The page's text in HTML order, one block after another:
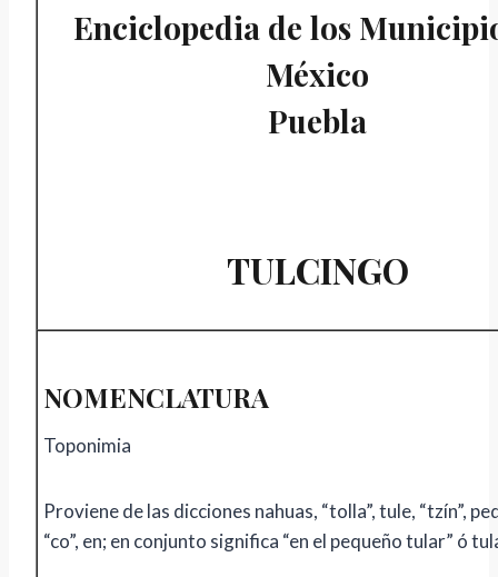
Enciclopedia de los
México
Puebla
TULCINGO
NOMENCLATURA
Toponimia
Proviene de las dicciones nahuas, “tolla”, tule, “tzín”,
“co”, en; en conjunto significa “en el pequeño tular” ó